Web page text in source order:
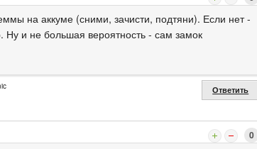
на аккуме (сними, зачисти, подтяни). Если нет -
Ну и не большая вероятность - сам замок
Ответить
0